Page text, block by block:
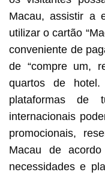
Macau, assistir a
utilizar o cartão
conveniente de
de “compre um,
quartos de
plataformas de
internacionais
promocionais,
Macau de
necessidades e